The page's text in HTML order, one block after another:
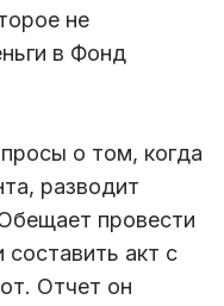
не
в Фонд
о том, когда
разводит
провести
акт с
Отчет он